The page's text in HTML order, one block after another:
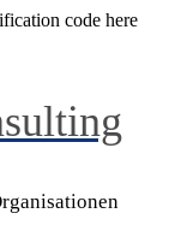
code here